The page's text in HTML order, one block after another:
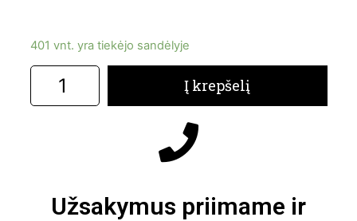
401 vnt. yra tiekėjo sandėlyje
Į krepšelį
Užsakymus priimame ir